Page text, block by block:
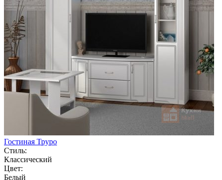
Гостиная Труро
Стиль:
Классический
Цвет:
Белый